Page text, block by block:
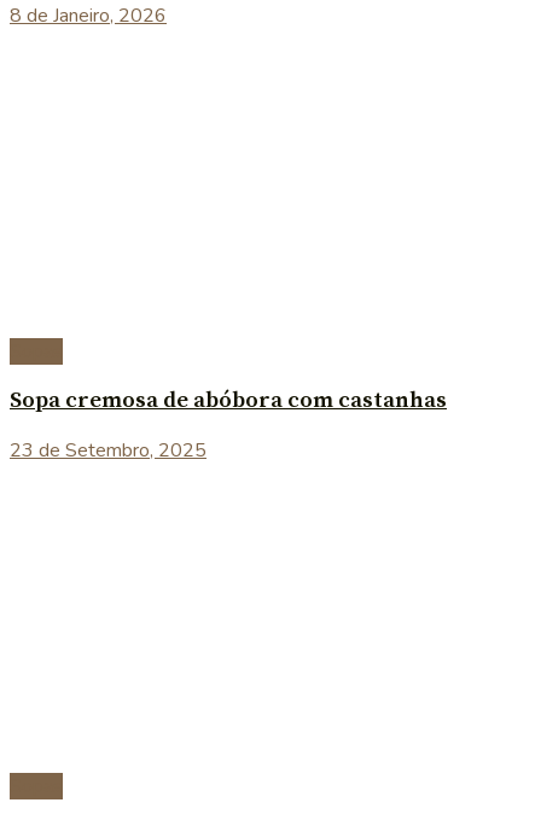
8 de Janeiro, 2026
Sopa cremosa de abóbora com castanhas
23 de Setembro, 2025